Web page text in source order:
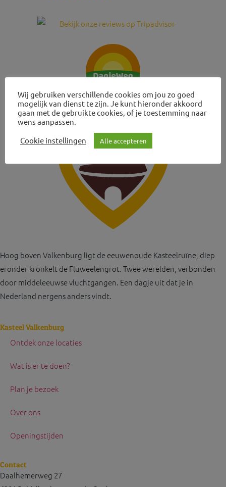
Hoog boven Valkenburg ligt de eeuwenoude Kasteelruïne, diep
eronder kronkelt de Fluweelengrot. Twee werelden, verbonden
door middeleeuwse vluchtgangen. Een dagje uit dat je in
Nederland nergens anders vindt.
Kasteel Valkenburg
Ontdek onze locaties
Wat is er te doen?
Plan je bezoek
Over ons
Openingstijden
Contact
Daalhemerweg 27
Wij gebruiken verschillende cookies om jou zo goed
mogelijk van dienst te zijn. Je kunt hieronder akkoord
gaan met de gebruikte cookies, of je toestemming naar
wens aanpassen.
Cookie instellingen
Alle accepteren